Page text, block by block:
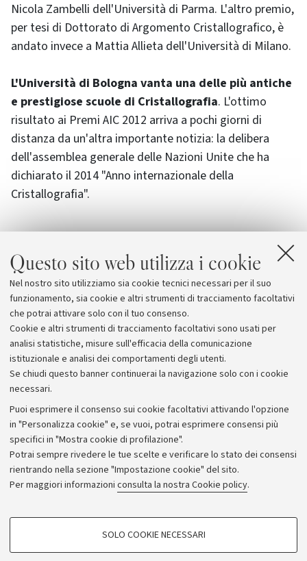
Questo sito web utilizza i cookie
Nel nostro sito utilizziamo sia cookie tecnici necessari per il suo
funzionamento, sia cookie e altri strumenti di tracciamento facoltativi
che potrai attivare solo con il tuo consenso.
Cookie e altri strumenti di tracciamento facoltativi sono usati per
analisi statistiche, misure sull'efficacia della comunicazione
istituzionale e analisi dei comportamenti degli utenti.
Se chiudi questo banner continuerai la navigazione solo con i cookie
necessari.
Puoi esprimere il consenso sui cookie facoltativi attivando l'opzione
in "Personalizza cookie" e, se vuoi, potrai esprimere consensi più
specifici in "Mostra cookie di profilazione".
Potrai sempre rivedere le tue scelte e verificare lo stato dei consensi
rientrando nella sezione "Impostazione cookie" del sito.
Per maggiori informazioni consulta la nostra Cookie policy.
COOKIE DI PROFILAZIONE - FACOLTATIVI
SOLO COOKIE NECESSARI
Nicola Zambelli dell'Università di Parma. L'altro premio,
per tesi di Dottorato di Argomento Cristallografico, è
andato invece a Mattia Allieta dell'Università di Milano.
L'Università di Bologna vanta una delle più antiche
e prestigiose scuole di Cristallografia. L'ottimo
risultato ai Premi AIC 2012 arriva a pochi giorni di
distanza da un'altra importante notizia: la delibera
dell'assemblea generale delle Nazioni Unite che ha
dichiarato il 2014 "Anno internazionale della
Cristallografia".
Allegati
Associazione Italiana Cristallografia
Archivio
Comunicati stampa
Redazione
Rassegna stampa